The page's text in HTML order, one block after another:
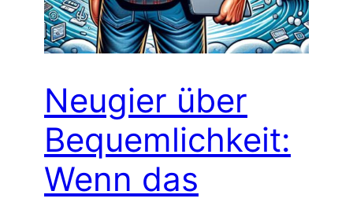
Neugier über
Bequemlichkeit:
Wenn das